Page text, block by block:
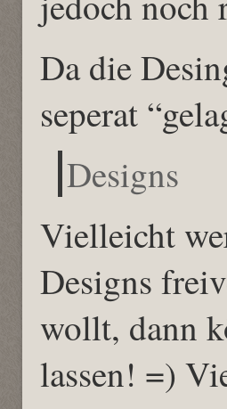
Da die
seperat
Designs
Vielleicht
Designs
wollt, dann
lassen! =)